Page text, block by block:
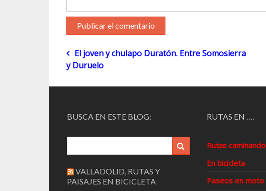
Navegación
de
El joven y chulapo Duratón. Entre Somosierra
y Duruelo
BUSCA EN ESTE BLOG:
VALLADOLID, RUTAS Y
PAISAJES EN BICICLETA
RUTAS EN ….
Rutas caminando
En bicicleta
Paseos en moto